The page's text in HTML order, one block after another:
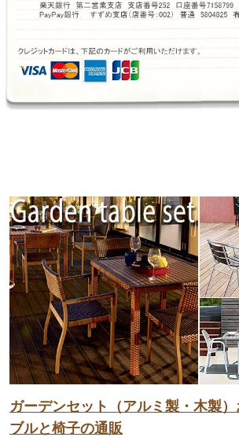
ガーデンセット（アルミ製・木製
ブルと椅子の通販